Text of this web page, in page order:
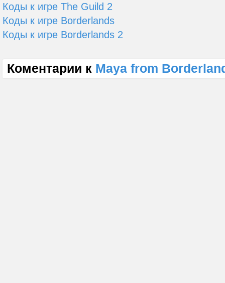
Коды к игре The Guild 2
Коды к игре Borderlands
Коды к игре Borderlands 2
Коментарии к Maya from